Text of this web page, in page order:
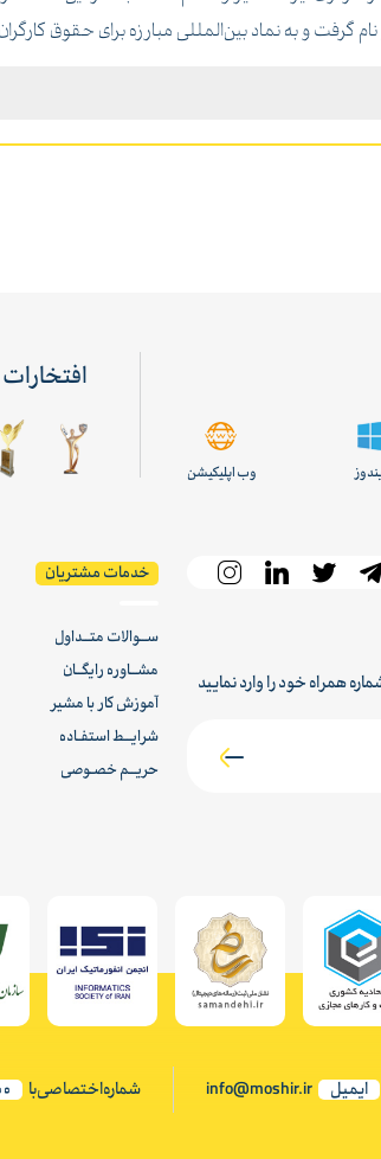
گرفت و به نماد بین‌المللی مبارزه برای حقوق
وب اپلیکیشن
افتخارات
همراه خود را وارد نمایید
خدمات مشتریان
ســوالات متــداول
مشــاوره رایگــان
آموزش کار با مشیر
شرایــط استفـاده
حریــم خصـوصی
ایمیل info@moshir.ir شماره‌اختصاصی‌با